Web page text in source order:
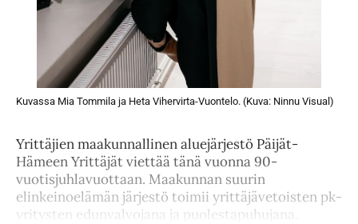
Kuvassa Mia Tommila ja Heta Vihervirta-Vuontelo. (Kuva: Ninnu Visual)
Yrittäjien maakunnallinen aluejärjestö Päijät-
Hämeen Yrittäjät viettää tänä vuonna 90-
vuotisjuhlavuottaan. Maakunnan suurin
elinkeinoelämän järjestö toimii yrittäjävetoisten pk-
yritysten edunvalvojana ja puolestapuhujana.